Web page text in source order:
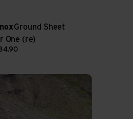
Ground Sheet
One (re)
: Wildzelten in den Bergen – das